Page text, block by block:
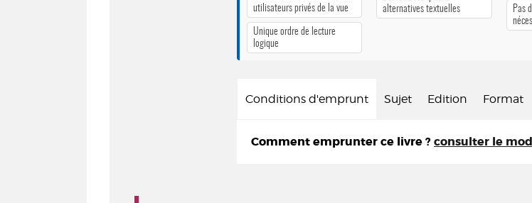
utilisateurs privés de la vue
Unique ordre de lecture
logique
alternatives textuelles
Pas
Conditions d'emprunt Sujet Edition Format
Comment emprunter ce livre ? consulter le